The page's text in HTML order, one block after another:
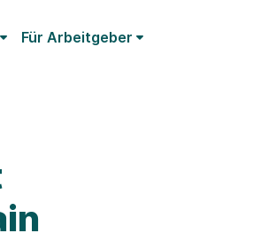
Für Arbeitgeber